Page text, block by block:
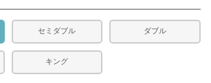
セミダブル ダブル
キング